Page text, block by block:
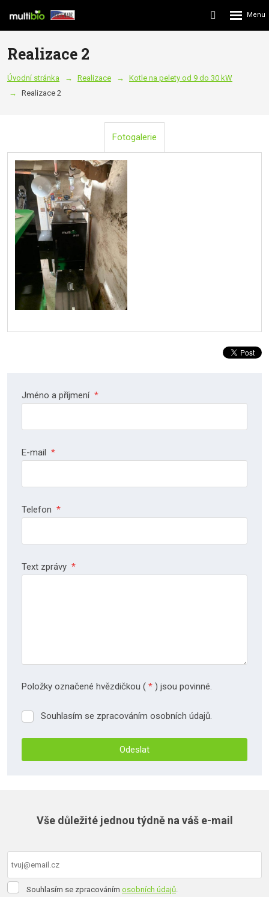
Vyhledávání
Rozbalení
Realizace 2
Úvodní stránka Realizace
Kotle na pelety od 9 do 30 kW
Realizace 2
Fotogalerie
Jméno a příjmení *
E-mail *
Telefon *
Text zprávy *
Položky označené hvězdičkou ( * ) jsou povinné.
Souhlasím
zpracováním
Souhlasím se zpracováním osobních údajů.
Odeslat
odeslat.
Vše důležité jednou týdně na váš e-mail
Souhlasím
Souhlasím se zpracováním osobních údajů.